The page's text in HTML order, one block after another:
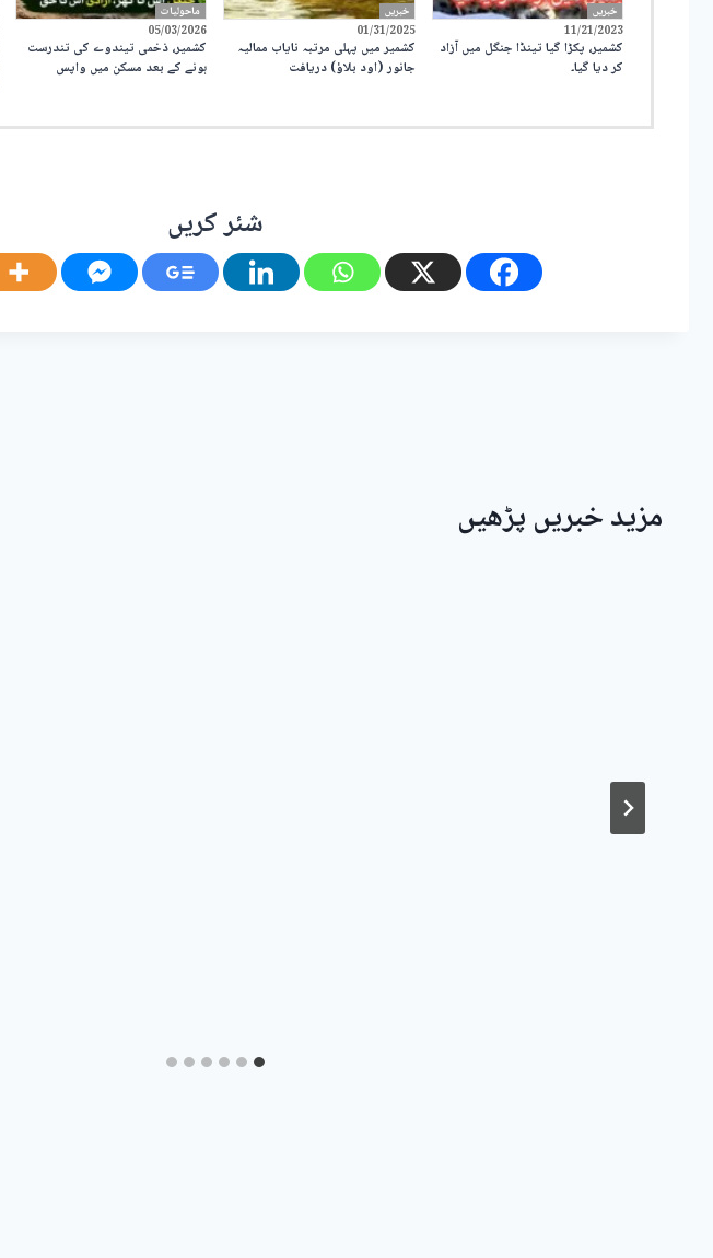
ماحولیات
05/03/2026
کشمیر، ذخمی تیندوے کی تندرست
ہونے کے بعد مسکن میں واپس
خبریں
01/31/2025
کشمیر میں پہلی مرتبہ نایاب ممالیہ
جانور (اود بلاؤ) دریافت
خبریں
11/21/2023
کشمیر، پکڑا گیا تینڈا جنگل میں آزاد
کر دیا گیا۔
شئر کریں
مزید خبریں پڑھیں